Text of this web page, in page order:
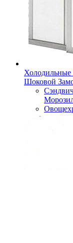
Шоковой